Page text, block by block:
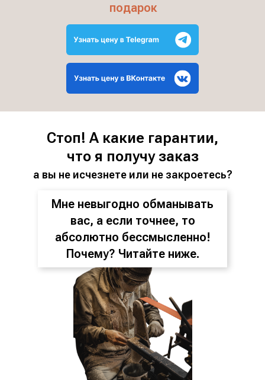
подарок
а вы не исчезнете или не закроетесь?
Стоп! А какие гарантии,
что я получу заказ
Мне невыгодно обманывать
вас, а если точнее, то
абсолютно бессмысленно!
Почему? Читайте ниже.